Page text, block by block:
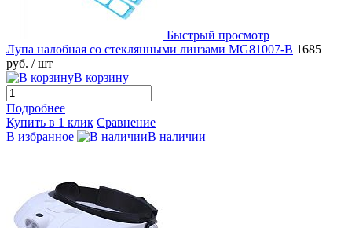
Быстрый просмотр
Лупа налобная со стеклянными линзами MG81007-B 1685
руб. / шт
В корзину
Подробнее
Купить в 1 клик Сравнение
В избранное
В наличии